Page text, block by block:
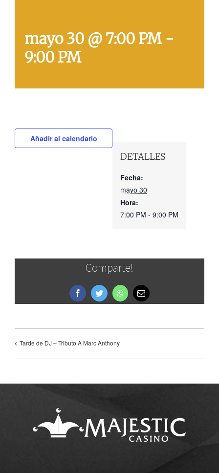
mayo 30 @ 7:00 PM-
9:00 PM
Añadir al calendario
DETALLES
Fecha:
mayo 30
Hora:
7:00 PM - 9:00 PM
Comparte!
FacebookTwitterWhatsAppCorreo
electrónico
Tarde de DJ – Tributo A Marc Anthony